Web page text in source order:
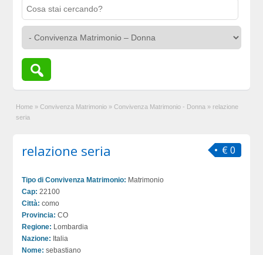
Home » Convivenza Matrimonio » Convivenza Matrimonio - Donna » relazione
seria
€ 0
relazione seria
Tipo di Convivenza Matrimonio: Matrimonio
Cap: 22100
Città: como
Provincia: CO
Regione: Lombardia
Nazione: Italia
Nome: sebastiano